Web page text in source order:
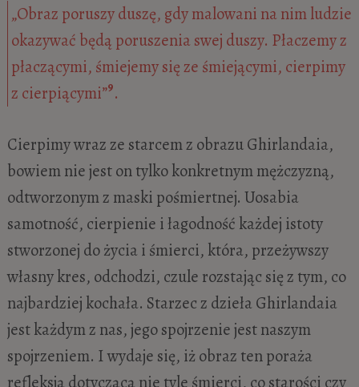
„Obraz poruszy duszę, gdy malowani na nim ludzie
okazywać będą poruszenia swej duszy. Płaczemy z
płaczącymi, śmiejemy się ze śmiejącymi, cierpimy
z cierpiącymi”9.
Cierpimy wraz ze starcem z obrazu Ghirlandaia,
bowiem nie jest on tylko konkretnym mężczyzną,
odtworzonym z maski pośmiertnej. Uosabia
samotność, cierpienie i łagodność każdej istoty
stworzonej do życia i śmierci, która, przeżywszy
własny kres, odchodzi, czule rozstając się z tym, co
najbardziej kochała. Starzec z dzieła Ghirlandaia
jest każdym z nas, jego spojrzenie jest naszym
spojrzeniem. I wydaje się, iż obraz ten poraża
refleksją dotyczącą nie tyle śmierci, co starości czy